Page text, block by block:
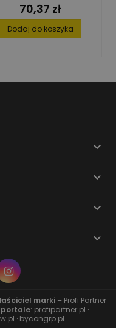
Cena
70,37 zł
Dodaj do koszyka




marki– Profi Partner
portale: profipartner.pl ·
· bycongrp.pl